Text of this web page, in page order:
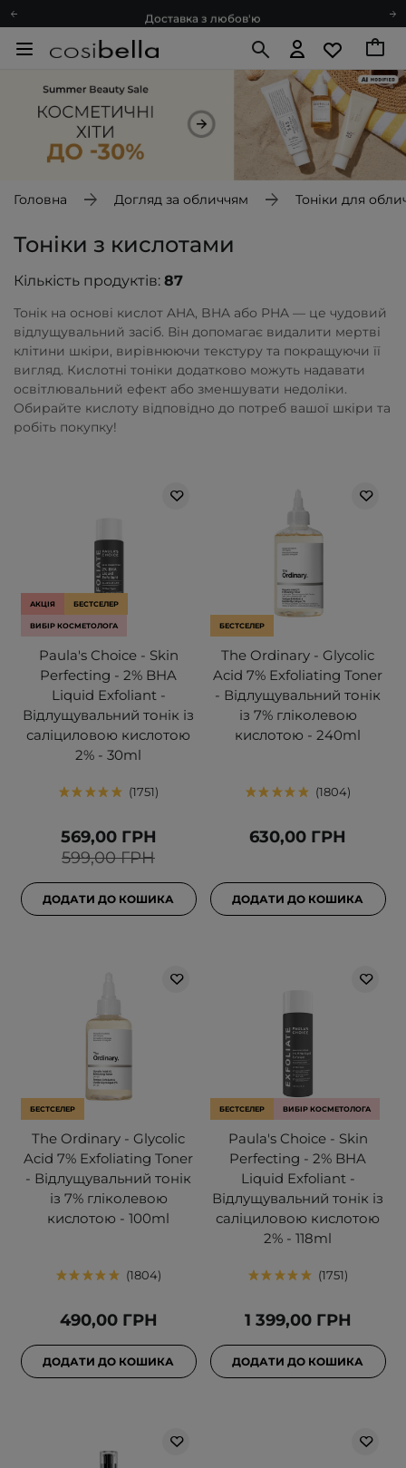
Доставка з любов'ю
Подарункові картки
Рекомендуй нас і отримуй ще більше балів
Запитай косметолога
Подарункові картки
Головна Догляд за обличчям Тоніки для
Тоніки з кислотами
Кількість продуктів: 87
Тонік на основі кислот AHA, BHA або PHA — це чудовий
відлущувальний засіб. Він допомагає видалити мертві
клітини шкіри, вирівнюючи текстуру та покращуючи її
вигляд. Кислотні тоніки додатково можуть надавати
освітлювальний ефект або зменшувати недоліки.
Обирайте кислоту відповідно до потреб вашої шкіри та
робіть покупку!
АКЦІЯ БЕСТСЕЛЕР
ВИБІР КОСМЕТОЛОГА
Paula's Choice - Skin
Perfecting - 2% BHA
Liquid Exfoliant -
Відлущувальний тонік із
саліциловою кислотою
2% - 30ml
1751
599,00 ГРН
569,00 ГРН
ДОДАТИ ДО КОШИКА
БЕСТСЕЛЕР
The Ordinary - Glycolic
Acid 7% Exfoliating Toner
- Відлущувальний тонік
із 7% гліколевою
кислотою - 240ml
1804
630,00 ГРН
ДОДАТИ ДО КОШИКА
БЕСТСЕЛЕР
The Ordinary - Glycolic
Acid 7% Exfoliating Toner
- Відлущувальний тонік
із 7% гліколевою
кислотою - 100ml
1804
490,00 ГРН
ДОДАТИ ДО КОШИКА
БЕСТСЕЛЕР ВИБІР КОСМЕТОЛОГА
Paula's Choice - Skin
Perfecting - 2% BHA
Liquid Exfoliant -
Відлущувальний тонік із
саліциловою кислотою
2% - 118ml
1751
1 399,00 ГРН
ДОДАТИ ДО КОШИКА